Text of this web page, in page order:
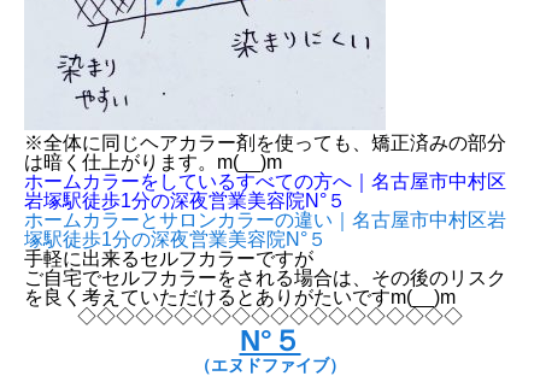
※全体に同じヘアカラー剤を使っても、矯正済みの部分
は暗く仕上がります。m(__)m
ホームカラーをしているすべての方へ｜名古屋市中村区
岩塚駅徒歩1分の深夜営業美容院N°５
ホームカラーとサロンカラーの違い｜名古屋市中村区岩
塚駅徒歩1分の深夜営業美容院N°５
手軽に出来るセルフカラーですが
ご自宅でセルフカラーをされる場合は、その後のリスク
を良く考えていただけるとありがたいですm(__)m
◇◇◇◇◇◇◇◇◇◇◇◇◇◇◇◇◇◇◇◇
N°５
（エヌドファイブ）